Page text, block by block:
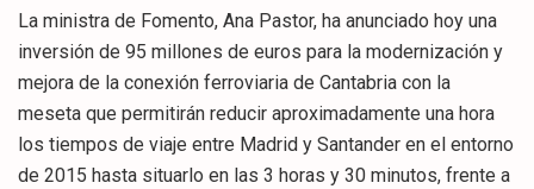
La ministra de Fomento, Ana Pastor, ha anunciado hoy una
inversión de 95 millones de euros para la modernización y
mejora de la conexión ferroviaria de Cantabria con la
meseta que permitirán reducir aproximadamente una hora
los tiempos de viaje entre Madrid y Santander en el entorno
de 2015 hasta situarlo en las 3 horas y 30 minutos, frente a